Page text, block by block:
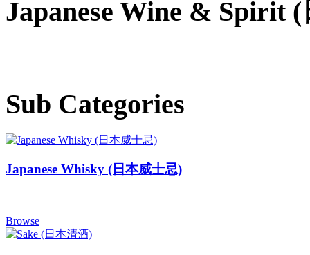
Japanese Wine & Spirit
Sub Categories
Japanese Whisky (日本威士忌)
Browse